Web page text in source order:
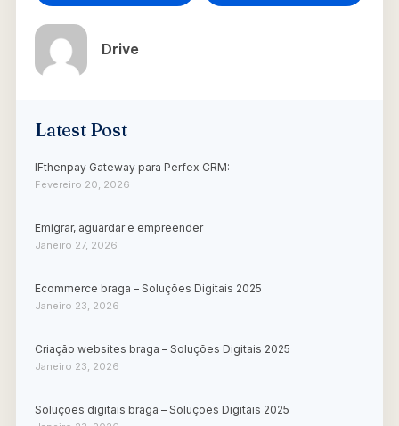
Drive
Latest Post
IFthenpay Gateway para Perfex CRM:
Fevereiro 20, 2026
Emigrar, aguardar e empreender
Janeiro 27, 2026
Ecommerce braga – Soluções Digitais 2025
Janeiro 23, 2026
Criação websites braga – Soluções Digitais 2025
Janeiro 23, 2026
Soluções digitais braga – Soluções Digitais 2025